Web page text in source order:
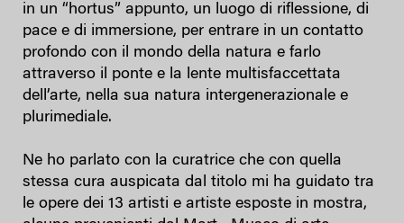
in un “hortus” appunto, un luogo di riflessione, di
pace e di immersione, per entrare in un contatto
profondo con il mondo della natura e farlo
attraverso il ponte e la lente multisfaccettata
dell’arte, nella sua natura intergenerazionale e
plurimediale.
Ne ho parlato con la curatrice che con quella
stessa cura auspicata dal titolo mi ha guidato tra
le opere dei 13 artisti e artiste esposte in mostra,